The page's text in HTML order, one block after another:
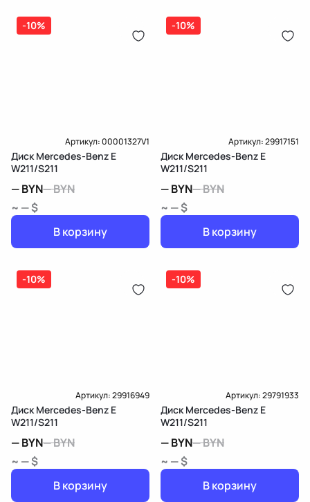
-10%
Артикул:00001327V1
Диск Mercedes-Benz E
W211/S211
—BYN—BYN
~ — $
В корзину
-10%
Артикул:29917151
Диск Mercedes-Benz E
W211/S211
—BYN—BYN
~ — $
В корзину
-10%
Артикул:29916949
Диск Mercedes-Benz E
W211/S211
—BYN—BYN
~ — $
В корзину
-10%
Артикул:29791933
Диск Mercedes-Benz E
W211/S211
—BYN—BYN
~ — $
В корзину